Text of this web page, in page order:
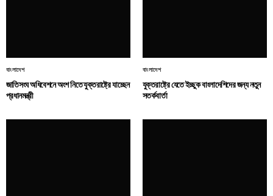
বাংলাদেশ
জাতিসংঘ অধিবেশনে অংশ নিতে যুক্তরাষ্ট্রে যাচ্ছেন
প্রধানমন্ত্রী
বাংলাদেশ
যুক্তরাষ্ট্রে যেতে ইচ্ছুক বাংলাদেশিদের জন্য নতুন
সতর্কবার্তা